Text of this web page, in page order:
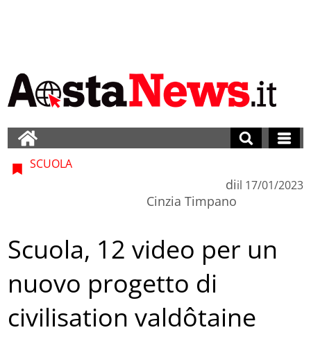
SCUOLA
di
Cinzia Timpano
il 17/01/2023
Scuola, 12 video per un
nuovo progetto di
civilisation valdôtaine